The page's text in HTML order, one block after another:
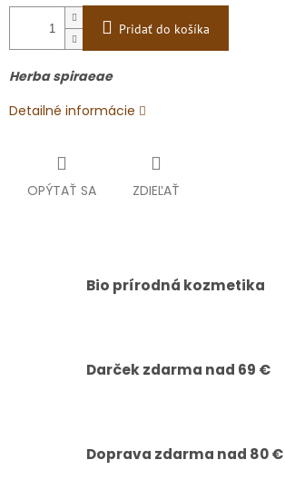
Pridať do košíka
Herba spiraeae
Detailné informácie
OPÝTAŤ SA ZDIEĽAŤ
Bio prírodná kozmetika
Darček zdarma nad 69 €
Doprava zdarma nad 80 €